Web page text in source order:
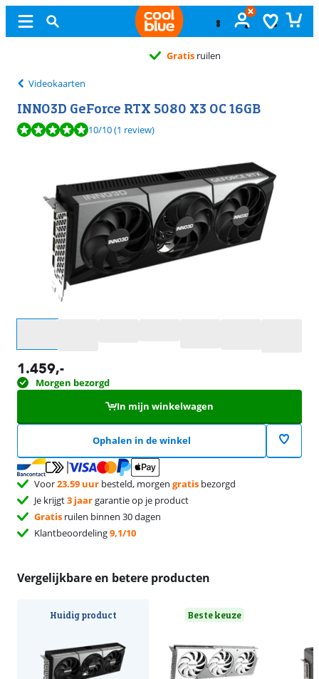
Gratisruilen
Videokaarten
INNO3D GeForce RTX 5080 X3 OC 16GB
Beoordeling is 10 van de 10, gebaseerd op 1 review.
10/10(1 review)
1.459,-
Morgen bezorgd
In mijn winkelwagen
Ophalen in de winkel
Voor23.59 uur besteld, morgen gratis bezorgd
Je krijgt3 jaargarantie op je product
Gratis ruilen binnen 30 dagen
Klantbeoordeling9,1/10
Vergelijkbare en betere producten
Huidig product Beste keuze